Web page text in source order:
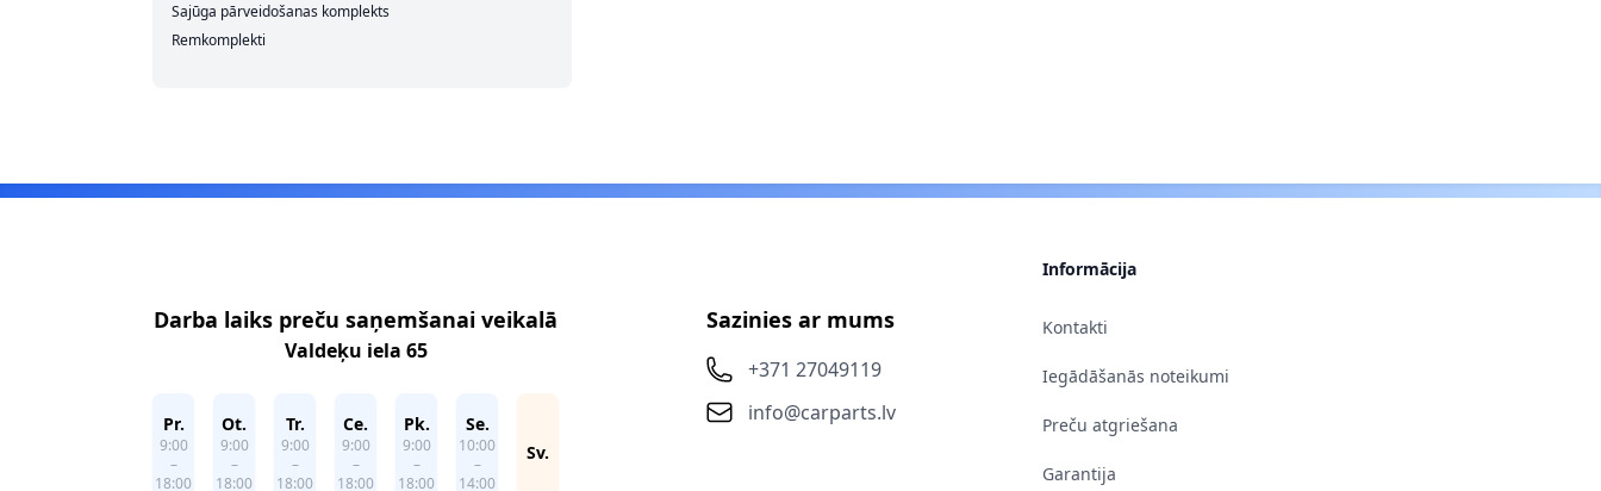
Sajūga pārveidošanas komplekts
Remkomplekti
Darba laiks preču saņemšanai veikalā
Valdeķu iela 65
Pr.
9:00
–
18:00
Ot.
9:00
–
18:00
Tr.
9:00
–
18:00
Ce.
9:00
–
18:00
Pk.
9:00
–
18:00
Se.
10:00
–
14:00
Sv.
Sazinies ar mums
+371 27049119
info@carparts.lv
Informācija
Kontakti
Iegādāšanās noteikumi
Preču atgriešana
Garantija